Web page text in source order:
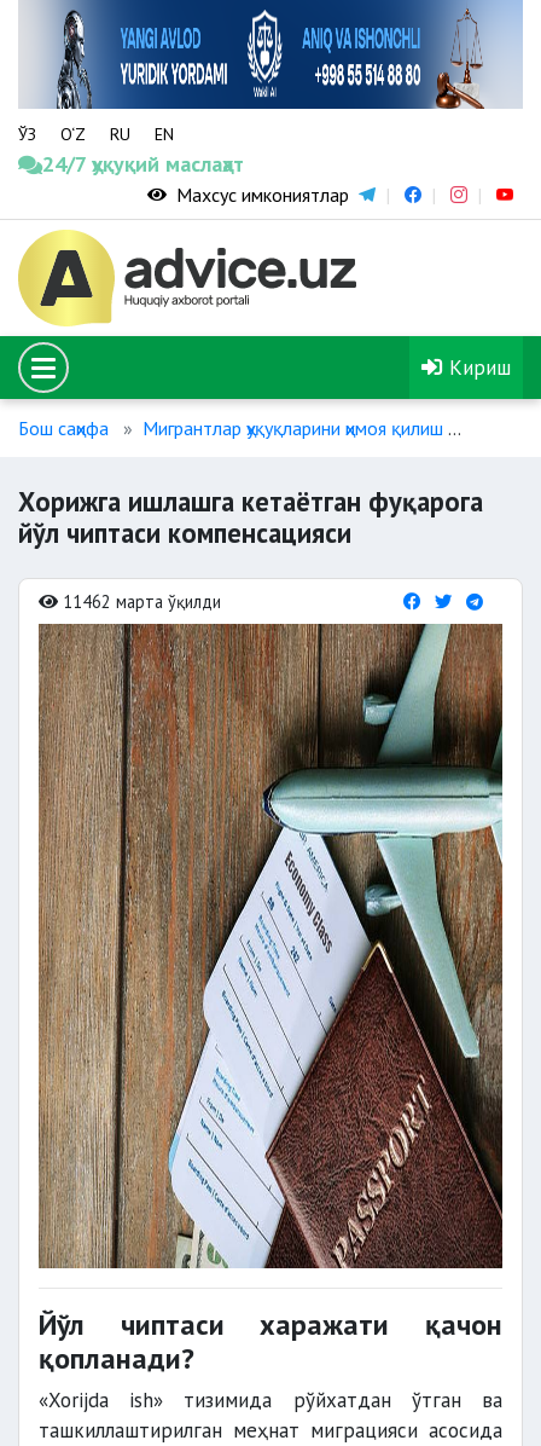
ЎЗ O‘Z RU EN
24/7 ҳуқуқий маслаҳат
Махсус имкониятлар
Кириш
Бош саҳифа Мигрантлар ҳуқуқларини ҳимоя қилиш
Хорижга ишлашга кетаётган фуқарога
йўл чиптаси компенсацияси
11462 марта ўқилди
Йўл чиптаси харажати қачон
қопланади?
«Xorijda ish» тизимида рўйхатдан ўтган ва
ташкиллаштирилган меҳнат миграцияси асосида